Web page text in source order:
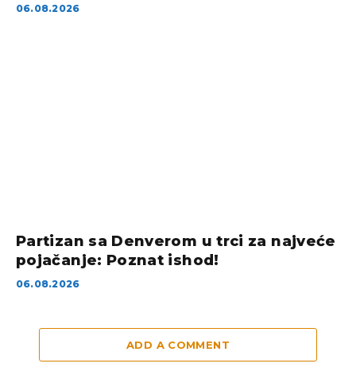
06.08.2026
Partizan sa Denverom u trci za najveće
pojačanje: Poznat ishod!
06.08.2026
ADD A COMMENT